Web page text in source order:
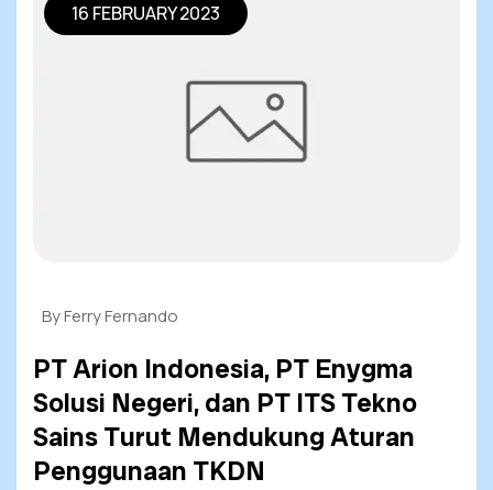
16 FEBRUARY 2023
By Ferry Fernando
PT Arion Indonesia, PT Enygma
Solusi Negeri, dan PT ITS Tekno
Sains Turut Mendukung Aturan
Penggunaan TKDN